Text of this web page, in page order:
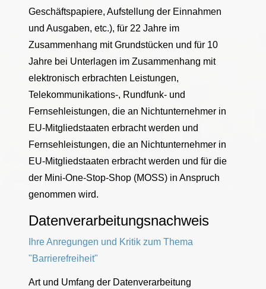
Geschäftspapiere, Aufstellung der Einnahmen
und Ausgaben, etc.), für 22 Jahre im
Zusammenhang mit Grundstücken und für 10
Jahre bei Unterlagen im Zusammenhang mit
elektronisch erbrachten Leistungen,
Telekommunikations-, Rundfunk- und
Fernsehleistungen, die an Nichtunternehmer in
EU-Mitgliedstaaten erbracht werden und
Fernsehleistungen, die an Nichtunternehmer in
EU-Mitgliedstaaten erbracht werden und für die
der Mini-One-Stop-Shop (MOSS) in Anspruch
genommen wird.
Datenverarbeitungsnachweis
Ihre Anregungen und Kritik zum Thema
"Barrierefreiheit"
Art und Umfang der Datenverarbeitung